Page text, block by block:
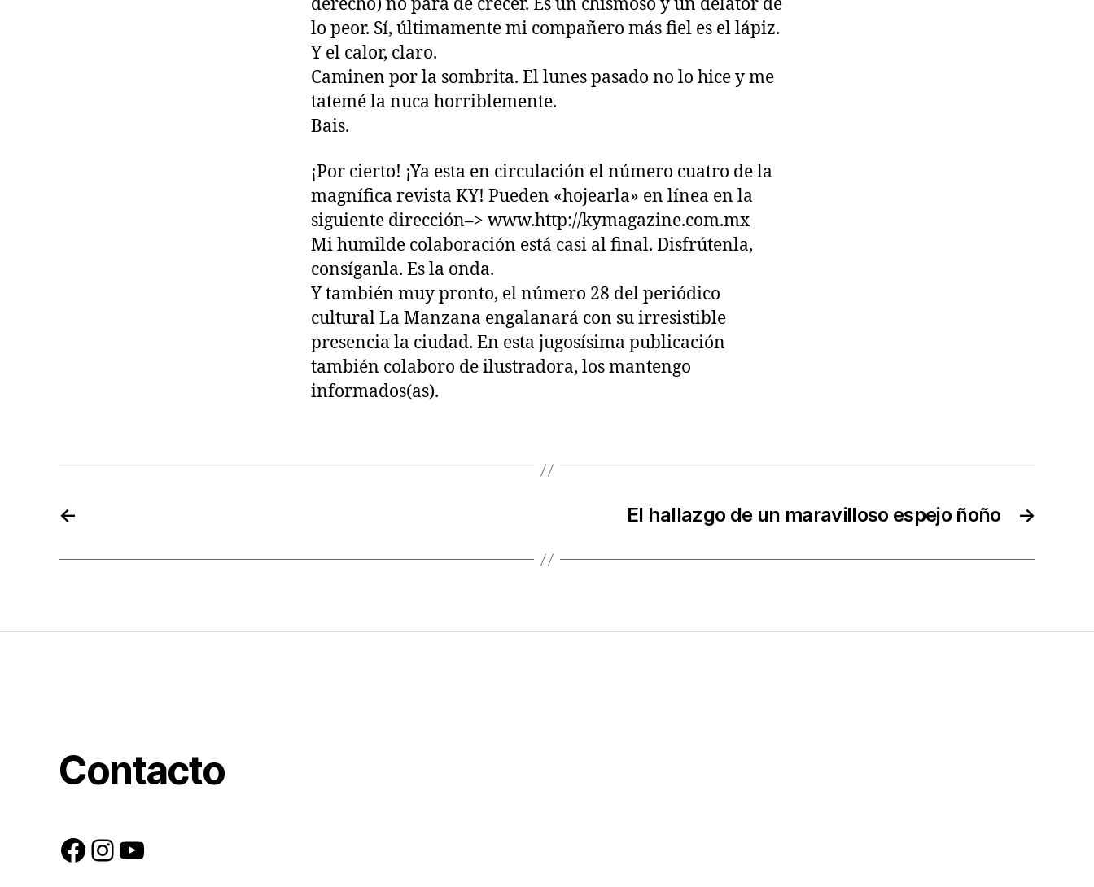
lo peor. Sí, últimamente mi compañero más fiel es el lápiz.
Y el calor, claro.
Caminen por la sombrita. El lunes pasado no lo hice y me
tatemé la nuca horriblemente.
Bais.
¡Por cierto! ¡Ya esta en circulación el número cuatro de la
magnífica revista KY! Pueden «hojearla» en línea en la
siguiente dirección–> www.http://kymagazine.com.mx
Mi humilde colaboración está casi al final. Disfrútenla,
consíganla. Es la onda.
Y también muy pronto, el número 28 del periódico
culturalLa Manzana engalanará con su irresistible
presencia la ciudad. En esta jugosísima publicación
también colaboro de ilustradora, los mantengo
informados(as).
← →
El hallazgo de un maravilloso espejo ñoño
Contacto
Facebook
Instagram
YouTube